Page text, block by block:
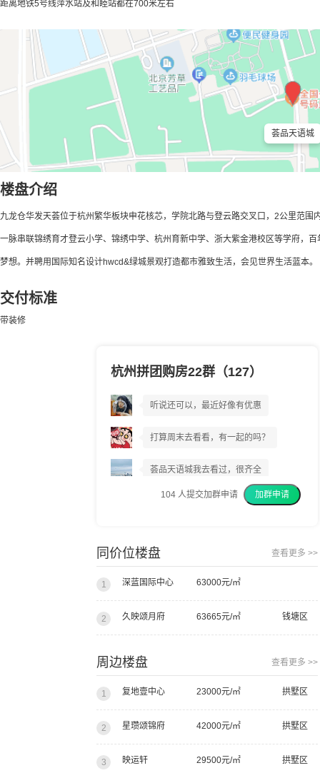
距离地铁5号线萍水站及和睦站都在700米左右
荟品天语城
楼盘介绍
九龙仓华发天荟位于杭州繁华板块申花核芯，学院北路与登云路交叉口，2公里范
一脉串联锦绣育才登云小学、锦绣中学、杭州育新中学、浙大紫金港校区等学府，
梦想。并聘用国际知名设计hwcd&绿城景观打造都市雅致生活，会见世界生活蓝本。
交付标准
带装修
杭州拼团购房22群（127）
荟品天语城到底好不好?
听说还可以，最近好像有优惠
打算周末去看看，有一起的吗？
荟品天语城我去看过，很齐全
我上周已经交了意向金
104 人提交加群申请 加群申请
同价位楼盘 查看更多 >>
1 深蓝国际中心 63000元/㎡
2 久映颂月府 63665元/㎡ 钱塘区
周边楼盘 查看更多 >>
1 复地壹中心 23000元/㎡ 拱墅区
2 星瓒颂锦府 42000元/㎡ 拱墅区
3 映运轩 29500元/㎡ 拱墅区